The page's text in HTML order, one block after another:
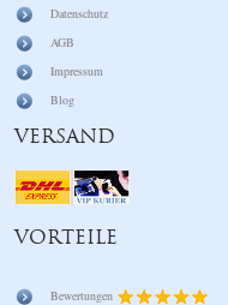
Datenschutz
AGB
Impressum
Blog
VERSAND
VORTEILE
Bewertungen